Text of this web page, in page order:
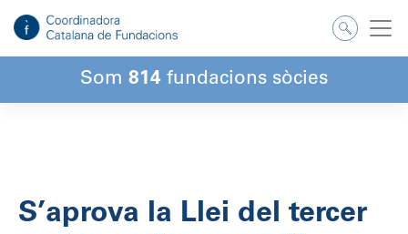
contingut
Som 814 fundacions sòcies
S’aprova la Llei del tercer